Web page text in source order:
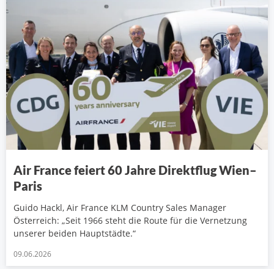
Air France feiert 60 Jahre Direktflug Wien–
Paris
Guido Hackl, Air France KLM Country Sales Manager
Österreich: „Seit 1966 steht die Route für die Vernetzung
unserer beiden Hauptstädte.“
09.06.2026